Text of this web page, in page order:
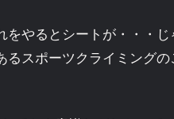
やるとシートが・・・
スポーツクライミング